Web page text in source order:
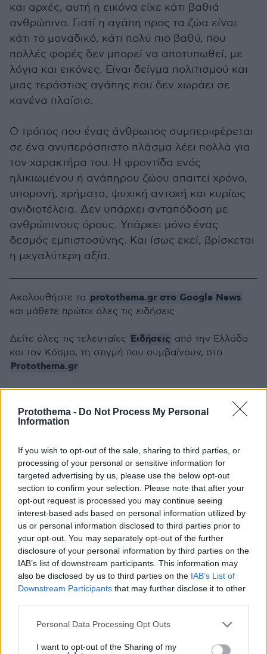
Protothema - Do Not Process My Personal
Information
If you wish to opt-out of the sale, sharing to third parties, or
processing of your personal or sensitive information for
targeted advertising by us, please use the below opt-out
section to confirm your selection. Please note that after your
opt-out request is processed you may continue seeing
interest-based ads based on personal information utilized by
us or personal information disclosed to third parties prior to
your opt-out. You may separately opt-out of the further
disclosure of your personal information by third parties on the
IAB’s list of downstream participants. This information may
also be disclosed by us to third parties on the IAB’s List of
Downstream Participants that may further disclose it to other
Please note that this website/app uses one or more Google
not limited to your visit or usage behaviour. You may click to
Personal Data Processing Opt Outs
I want to opt-out of the Sharing of my
και αρχές, αυτή η εικόνα είχε κάτι βαθιά
ανθρώπινο. Γιατί η αγάπη προς τα ζώα είναι
κάτι το μοναδικό, κάτι πολύ πιο βαθύ, που
πολλές φορές δεν μπορεί να αποτυπωθεί, με
λόγια και εικόνες. Είναι δείγμα πολιτισμού και
μιας τεράστιας αγάπης που δεν χωράει σε
κανένα πλαίσιο.
Ο τρόπος που ένας άνθρωπος συμπεριφέρεται
σε ένα ανυπεράσπιστο πλάσμα λέει πολλά για
τον χαρακτήρα του. Η φροντίδα ενός
ηλικιωμένου ή ανάπηρου ζώου απαιτεί χρόνο,
υπομονή, χρήματα, ψυχική αντοχή και κυρίως
ανιδιοτέλεια. Δεν υπάρχει ανταπόδοση με
ανθρώπινους όρους. Υπάρχει μόνο ένας
δεσμός εμπιστοσύνης. Και ίσως εκεί, βρίσκεται
η μεγαλύτερη αξία.
Ακολουθήστε το protothema.gr στο Google News
και μάθετε πρώτοι όλες τις ειδήσεις
Δείτε όλες τις τελευταίες Ειδήσεις από την Ελλάδα
και τον Κόσμο, τη στιγμή που συμβαίνουν, στο
Protothema.gr